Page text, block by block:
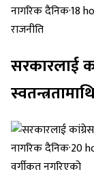
नागरिक दैनिक·18
राजनीति
सरकारलाई
नागरिक दैनिक·20